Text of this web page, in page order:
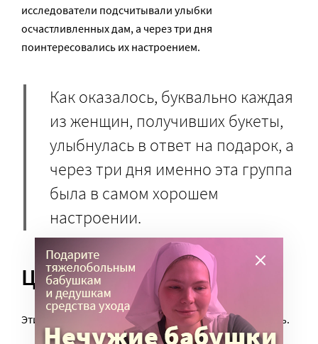
исследователи подсчитывали улыбки
осчастливленных дам, а через три дня
поинтересовались их настроением.
Как оказалось, буквально каждая
из женщин, получивших букеты,
улыбнулась в ответ на подарок, а
через три дня именно эта группа
была в самом хорошем
настроении.
Цветы улучшают память?
Этим, однако, эксперты из Рутгерса не ограничились.